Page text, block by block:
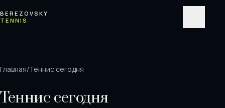
BEREZOVSKY
TENNIS
Главная/Теннис сегодня
Теннис сегодня